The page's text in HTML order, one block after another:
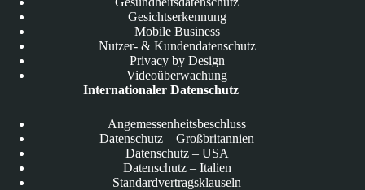
Gesichtserkennung
Mobile Business
Nutzer- & Kundendatenschutz
Privacy by Design
Videoüberwachung
Internationaler Datenschutz
Angemessenheitsbeschluss
Datenschutz – Großbritannien
Datenschutz – USA
Datenschutz – Italien
Standardvertragsklauseln